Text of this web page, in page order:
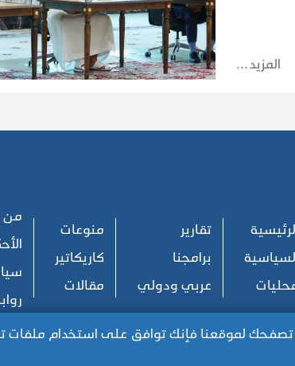
المزيد
تصفحك لموقعنا فإنك توافق على استخدام
تقارير
برامجنا
عربي ودولي
منوعات
كاريكاتير
مقالات
من